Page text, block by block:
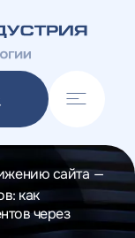
сайта —
как
через